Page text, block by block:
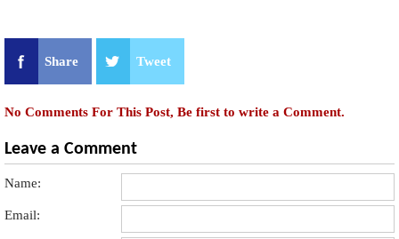
Share Tweet
No Comments For This Post, Be first to write a Comment.
Leave a Comment
Name:
Email: